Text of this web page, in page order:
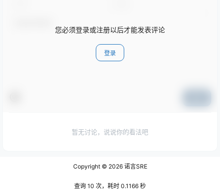
您必须登录或注册以后才能发表评论
登录
暂无讨论，说说你的看法吧
Copyright © 2026诺言SRE
查询 10 次，耗时 0.1166 秒